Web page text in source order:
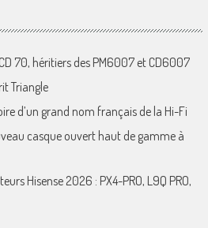
70, héritiers des PM6007 et CD6007
Triangle
d’un grand nom français de la Hi-Fi
casque ouvert haut de gamme à
Hisense 2026 : PX4-PRO, L9Q PRO,